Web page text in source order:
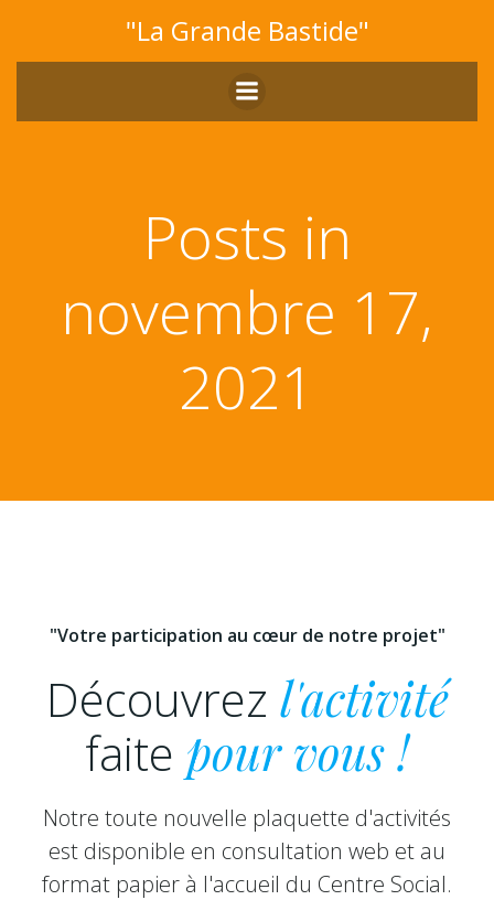
au
contenu
"La Grande Bastide"
Posts in
novembre 17,
2021
"Votre participation au cœur de notre projet"
Découvrez l'activité
faite pour vous !
Notre toute nouvelle plaquette d'activités
est disponible en consultation web et au
format papier à l'accueil du Centre Social.